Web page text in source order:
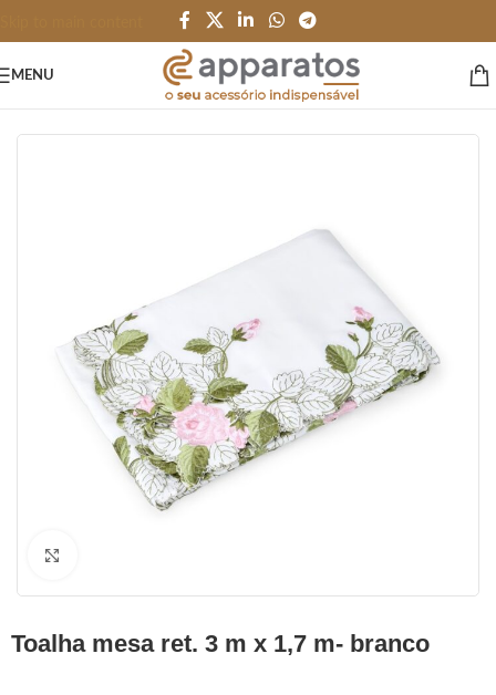
MENU
toalha mesa ret. 3 m x 1,7 m- branco